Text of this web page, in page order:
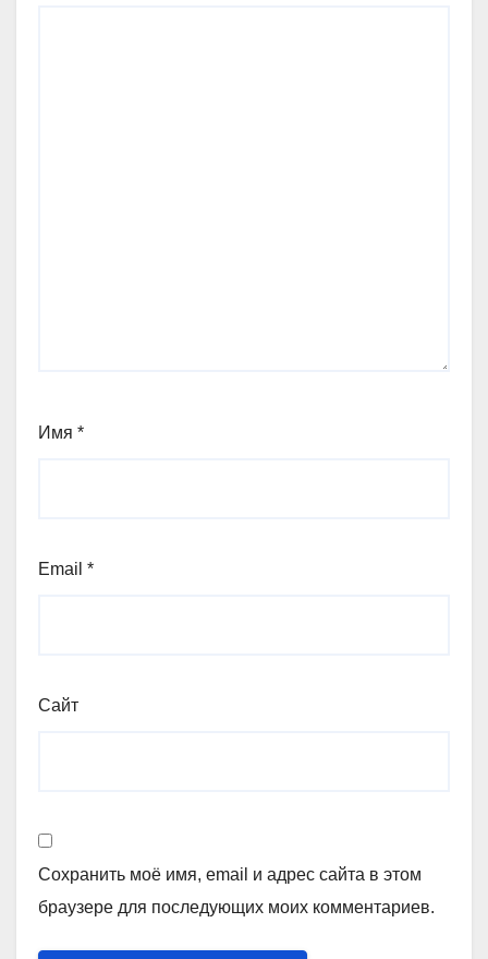
Имя *
Email *
Сайт
Сохранить моё имя, email и адрес сайта в этом
браузере для последующих моих комментариев.